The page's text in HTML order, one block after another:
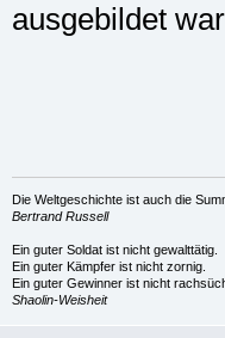
ausgebildet
Die Weltgeschichte ist auch die
Bertrand Russell
Ein guter Soldat ist nicht gewalttätig.
Ein guter Kämpfer ist nicht zornig.
Ein guter Gewinner ist nicht
Shaolin-Weisheit